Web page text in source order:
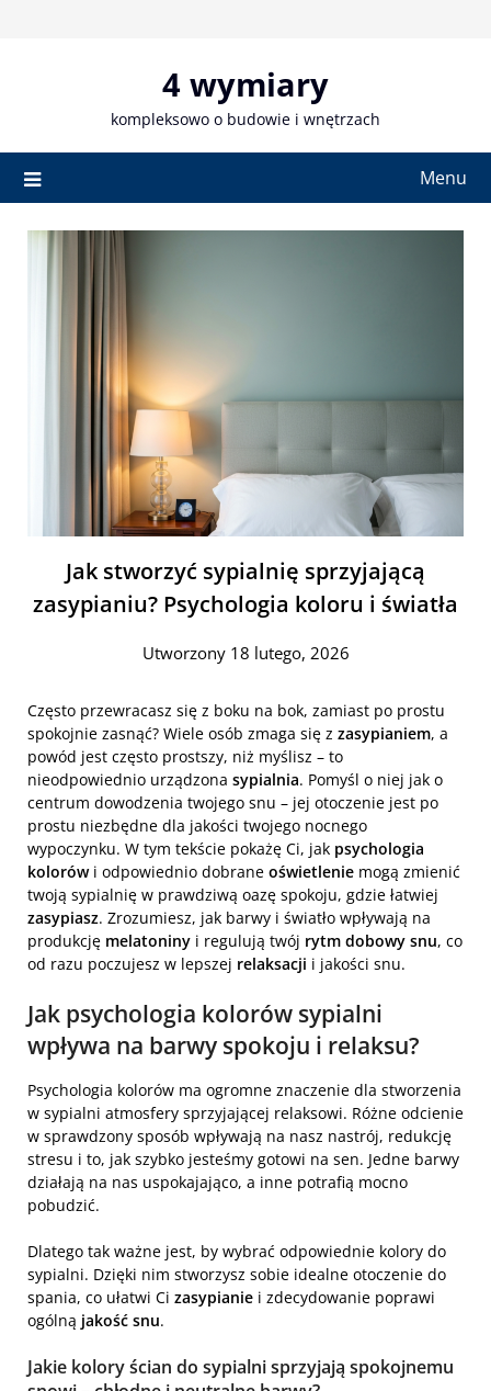
4 wymiary
kompleksowo o budowie i wnętrzach
Menu
Jak stworzyć sypialnię sprzyjającą
zasypianiu? Psychologia koloru i światła
Utworzony 18 lutego, 2026
Często przewracasz się z boku na bok, zamiast po prostu
spokojnie zasnąć? Wiele osób zmaga się z zasypianiem, a
powód jest często prostszy, niż myślisz – to
nieodpowiednio urządzona sypialnia. Pomyśl o niej jak o
centrum dowodzenia twojego snu – jej otoczenie jest po
prostu niezbędne dla jakości twojego nocnego
wypoczynku. W tym tekście pokażę Ci, jak psychologia
kolorówi odpowiednio dobrane oświetlenie mogą zmienić
twoją sypialnię w prawdziwą oazę spokoju, gdzie łatwiej
zasypiasz. Zrozumiesz, jak barwy i światło wpływają na
produkcję melatoniny i regulują twój rytm dobowy snu, co
od razu poczujesz w lepszej relaksacji i jakości snu.
Jak psychologia kolorów sypialni
wpływa na barwy spokoju i relaksu?
Psychologia kolorów ma ogromne znaczenie dla stworzenia
w sypialni atmosfery sprzyjającej relaksowi. Różne odcienie
w sprawdzony sposób wpływają na nasz nastrój, redukcję
stresu i to, jak szybko jesteśmy gotowi na sen. Jedne barwy
działają na nas uspokajająco, a inne potrafią mocno
pobudzić.
Dlatego tak ważne jest, by wybrać odpowiednie kolory do
sypialni. Dzięki nim stworzysz sobie idealne otoczenie do
spania, co ułatwi Ci zasypianie i zdecydowanie poprawi
ogólną jakość snu.
Jakie kolory ścian do sypialni sprzyjają spokojnemu